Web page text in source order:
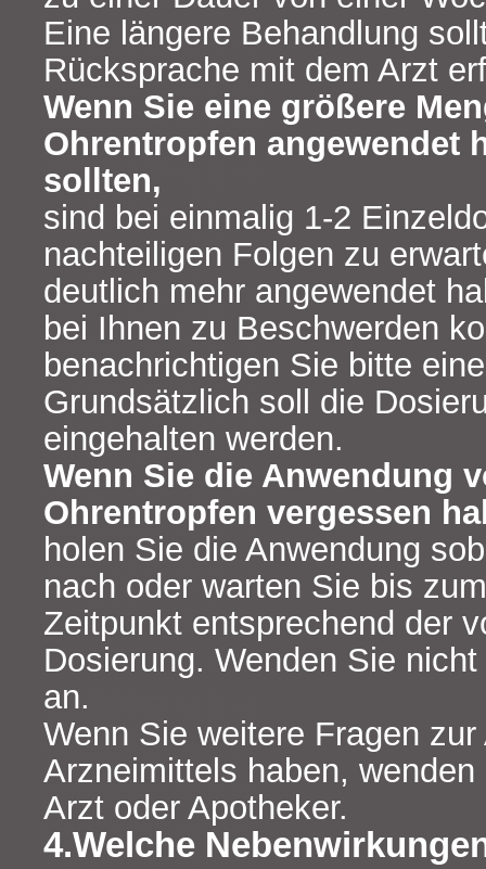
Eine längere Behandlung
Rücksprache mit dem Arzt
Wenn Sie eine größere
Ohrentropfen angewendet
sollten,
sind bei einmalig 1-2
nachteiligen Folgen zu
deutlich mehr angewendet
bei Ihnen zu Beschwerden
benachrichtigen Sie bitte
Grundsätzlich soll die
eingehalten werden.
Wenn Sie die Anwendung
Ohrentropfen vergessen
holen Sie die Anwendung
nach oder warten Sie bis
Zeitpunkt entsprechend der
Dosierung. Wenden Sie
an.
Wenn Sie weitere Fragen
Arzneimittels haben,
Arzt oder Apotheker.
4.Welche